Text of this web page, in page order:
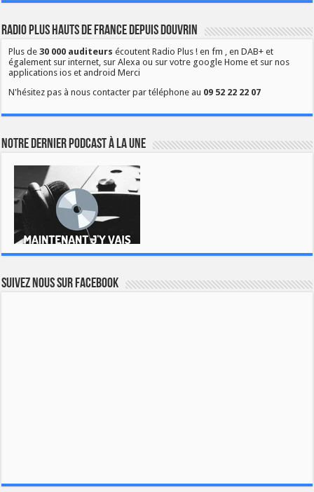
Radio Plus Hauts de France depuis Douvrin
Plus de30 000 auditeurs écoutent Radio Plus ! en fm , en DAB+ et
également sur internet, sur Alexa ou sur votre google Home et sur nos
applications ios et android Merci
N'hésitez pas à nous contacter par téléphone au 09 52 22 22 07
Notre dernier podcast à la une
Suivez nous sur Facebook